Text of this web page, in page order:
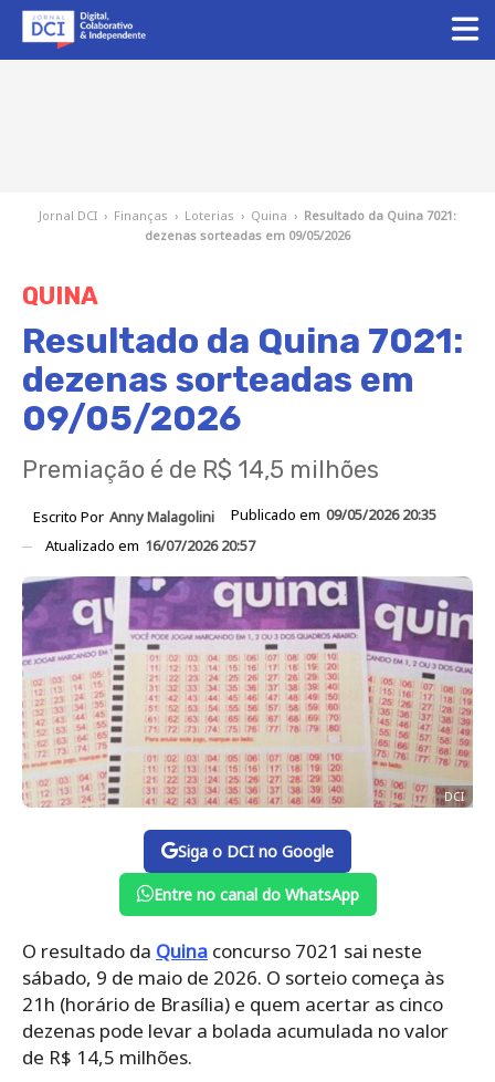
Jornal DCI › Finanças › Loterias › Quina › Resultado da Quina 7021:
dezenas sorteadas em 09/05/2026
QUINA
Resultado da Quina 7021:
dezenas sorteadas em
09/05/2026
Premiação é de R$ 14,5 milhões
Escrito Por Anny Malagolini Publicado em 09/05/2026 20:35
Atualizado em 16/07/2026 20:57
DCI
Siga o DCI no Google
Entre no canal do WhatsApp
O resultado da Quina concurso 7021 sai neste
sábado, 9 de maio de 2026. O sorteio começa às
21h (horário de Brasília) e quem acertar as cinco
dezenas pode levar a bolada acumulada no valor
de R$ 14,5 milhões.